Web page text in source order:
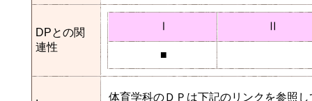
DPとの関
連性
Ⅰ Ⅱ
■
. 体育学科のＤＰは下記のリンクを参照